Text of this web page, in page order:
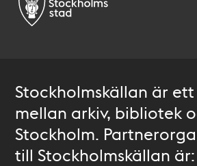
Stockholmskällan är
mellan arkiv, bibliotek
Stockholm.
till Stockholmskällan är: